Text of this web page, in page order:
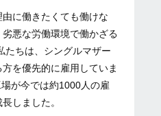
に働きたくても働けな
悪な労働環境で働かざる
たちは、シングルマザー
を優先的に雇用していま
が今では約1000人の雇
しました。